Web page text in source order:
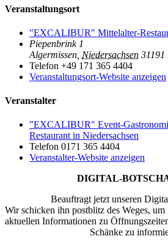
Veranstaltungsort
"EXCALIBUR" Mittelalter-
Piepenbrink 1
Algermissen Niedersachsen 31191
Telefon +49 171 365 4404
Veranstaltungsort-Website anzeigen
Veranstalter
"EXCALIBUR" Event-
Restaurant in Niedersachsen
Telefon 0171 365 4404
Veranstalter-Website anzeigen
DIGITAL-
Beauftragt jetzt unseren
Wir schicken ihn postblitz des Weges,
aktuellen Informationen zu
Schänke zu